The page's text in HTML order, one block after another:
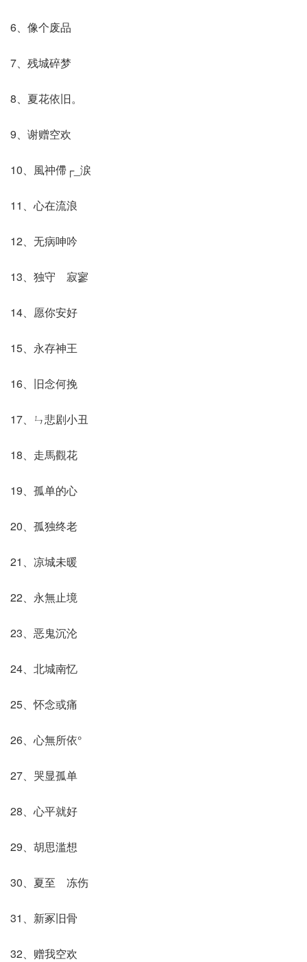
6、像个废品
7、残城碎梦
8、夏花依旧。
9、谢赠空欢
10、風祌僀┌_涙
11、心在流浪
12、无病呻吟
13、独守ゞ寂寥
14、愿你安好
15、永存神王
16、旧念何挽
17、ㄣ悲剧小丑
18、走馬觀花
19、孤单的心
20、孤独终老
21、凉城未暖
22、永無止境
23、恶鬼沉沦
24、北城南忆
25、怀念或痛
26、心無所依°
27、哭显孤单
28、心平就好
29、胡思滥想
30、夏至ゝ冻伤
31、新冢旧骨
32、赠我空欢